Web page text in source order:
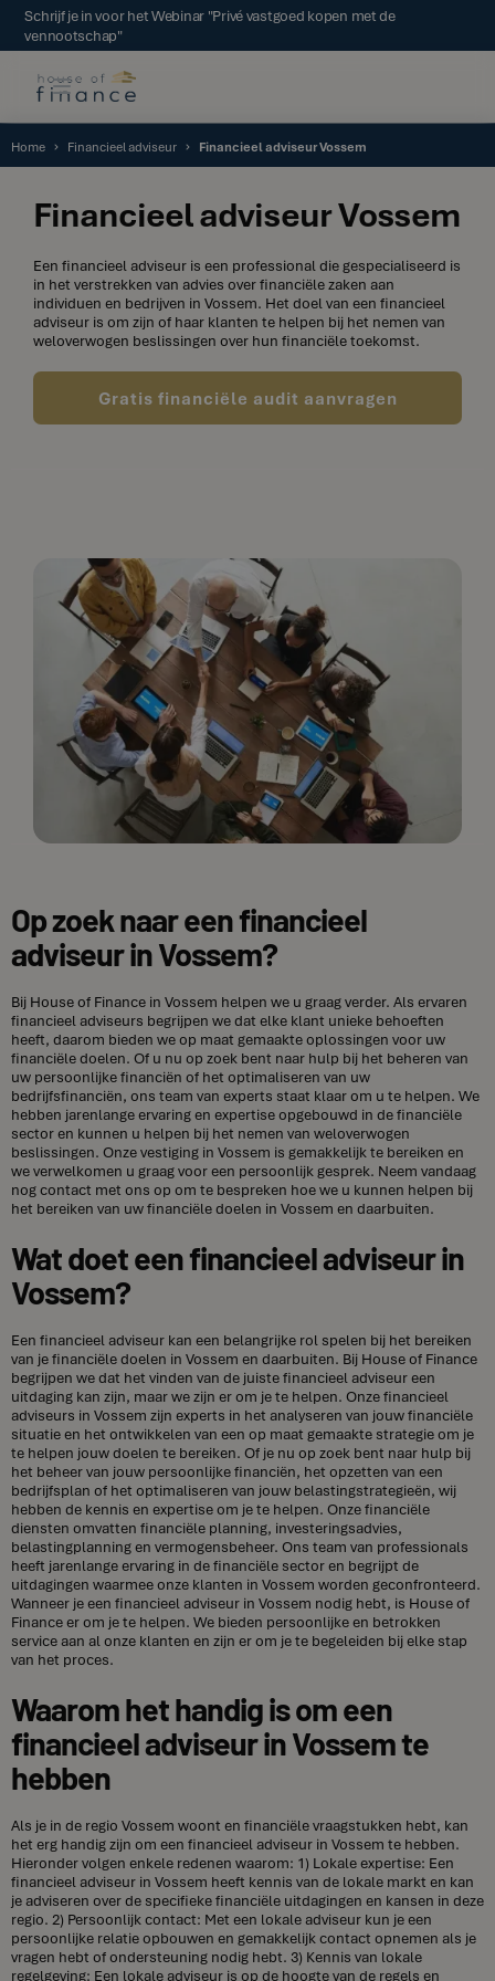
Schrijf je in voor het Webinar "Privé vastgoed kopen met de
vennootschap"
Home Financieel adviseur Financieel adviseur Vossem
Financieel adviseur Vossem
Een financieel adviseur is een professional die gespecialiseerd is
in het verstrekken van advies over financiële zaken aan
individuen en bedrijven in Vossem. Het doel van een financieel
adviseur is om zijn of haar klanten te helpen bij het nemen van
weloverwogen beslissingen over hun financiële toekomst.
Gratis financiële audit aanvragen
Op zoek naar een financieel
adviseur in Vossem?
Bij House of Finance in Vossem helpen we u graag verder. Als ervaren
financieel adviseurs begrijpen we dat elke klant unieke behoeften
heeft, daarom bieden we op maat gemaakte oplossingen voor uw
financiële doelen. Of u nu op zoek bent naar hulp bij het beheren van
uw persoonlijke financiën of het optimaliseren van uw
bedrijfsfinanciën, ons team van experts staat klaar om u te helpen. We
hebben jarenlange ervaring en expertise opgebouwd in de financiële
sector en kunnen u helpen bij het nemen van weloverwogen
beslissingen. Onze vestiging in Vossem is gemakkelijk te bereiken en
we verwelkomen u graag voor een persoonlijk gesprek. Neem vandaag
nog contact met ons op om te bespreken hoe we u kunnen helpen bij
het bereiken van uw financiële doelen in Vossem en daarbuiten.
Wat doet een financieel adviseur in
Vossem?
Een financieel adviseur kan een belangrijke rol spelen bij het bereiken
van je financiële doelen in Vossem en daarbuiten. Bij House of Finance
begrijpen we dat het vinden van de juiste financieel adviseur een
uitdaging kan zijn, maar we zijn er om je te helpen. Onze financieel
adviseurs in Vossem zijn experts in het analyseren van jouw financiële
situatie en het ontwikkelen van een op maat gemaakte strategie om je
te helpen jouw doelen te bereiken. Of je nu op zoek bent naar hulp bij
het beheer van jouw persoonlijke financiën, het opzetten van een
bedrijfsplan of het optimaliseren van jouw belastingstrategieën, wij
hebben de kennis en expertise om je te helpen. Onze financiële
diensten omvatten financiële planning, investeringsadvies,
belastingplanning en vermogensbeheer. Ons team van professionals
heeft jarenlange ervaring in de financiële sector en begrijpt de
uitdagingen waarmee onze klanten in Vossem worden geconfronteerd.
Wanneer je een financieel adviseur in Vossem nodig hebt, is House of
Finance er om je te helpen. We bieden persoonlijke en betrokken
service aan al onze klanten en zijn er om je te begeleiden bij elke stap
van het proces.
Waarom het handig is om een
financieel adviseur in Vossem te
hebben
Als je in de regio Vossem woont en financiële vraagstukken hebt, kan
het erg handig zijn om een financieel adviseur in Vossem te hebben.
Hieronder volgen enkele redenen waarom: 1) Lokale expertise: Een
financieel adviseur in Vossem heeft kennis van de lokale markt en kan
je adviseren over de specifieke financiële uitdagingen en kansen in deze
regio. 2) Persoonlijk contact: Met een lokale adviseur kun je een
persoonlijke relatie opbouwen en gemakkelijk contact opnemen als je
vragen hebt of ondersteuning nodig hebt. 3) Kennis van lokale
regelgeving: Een lokale adviseur is op de hoogte van de regels en